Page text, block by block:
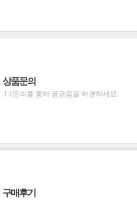
상품문의
1:1문의를 통해 궁금증을 해결하세요.
구매후기